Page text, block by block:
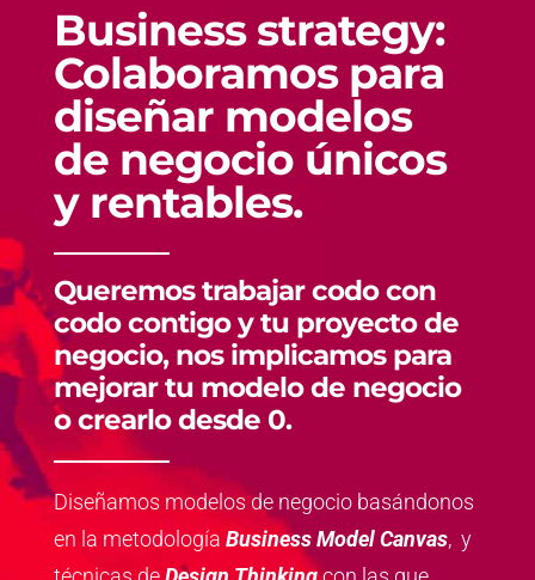
Business strategy:
Colaboramos para
diseñar modelos
de negocio únicos
y rentables.
Queremos trabajar codo con
codo contigo y tu proyecto de
negocio, nos implicamos para
mejorar tu modelo de negocio
o crearlo desde 0.
Diseñamos modelos de negocio basándonos
en la metodología Business Model Canvas, y